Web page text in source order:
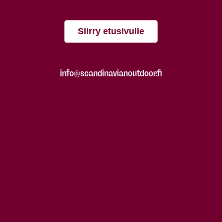
Siirry etusivulle
info@scandinavianoutdoor.fi